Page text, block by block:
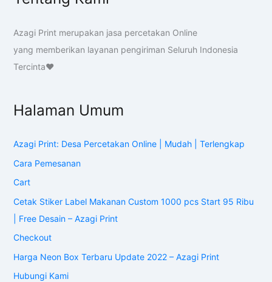
Azagi Print merupakan jasa percetakan Online
yang memberikan layanan pengiriman Seluruh Indonesia
Tercinta❤️
Halaman Umum
Azagi Print: Desa Percetakan Online | Mudah | Terlengkap
Cara Pemesanan
Cart
Cetak Stiker Label Makanan Custom 1000 pcs Start 95 Ribu
| Free Desain – Azagi Print
Checkout
Harga Neon Box Terbaru Update 2022 – Azagi Print
Hubungi Kami